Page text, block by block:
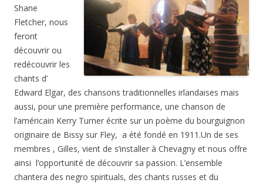
Shane
Fletcher, nous
feront
découvrir ou
redécouvrir les
chants d’
Edward Elgar, des chansons traditionnelles irlandaises mais
aussi, pour une première performance, une chanson de
l’américain Kerry Turner écrite sur un poème du bourguignon
originaire de Bissy sur Fley, a été fondé en 1911.Un de ses
membres , Gilles, vient de s’installer à Chevagny et nous offre
ainsi l’opportunité de découvrir sa passion. L’ensemble
chantera des negro spirituals, des chants russes et du